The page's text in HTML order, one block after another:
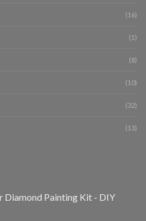
(16)
(1)
(8)
(10)
(32)
(13)
Diamond Painting Kit - DIY